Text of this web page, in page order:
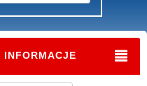
INFORMACJE